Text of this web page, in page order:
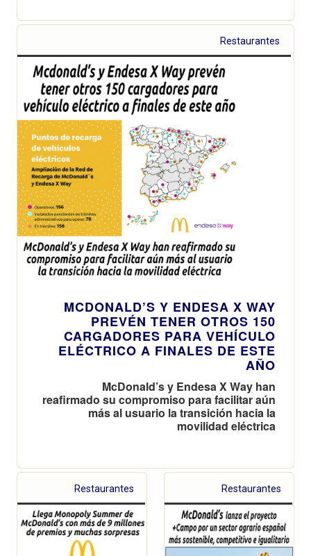
Restaurantes
MCDONALD’S Y ENDESA X WAY
PREVÉN TENER OTROS 150
CARGADORES PARA VEHÍCULO
ELÉCTRICO A FINALES DE ESTE
AÑO
McDonald’s y Endesa X Way han
reafirmado su compromiso para facilitar aún
más al usuario la transición hacia la
movilidad eléctrica
Restaurantes Restaurantes